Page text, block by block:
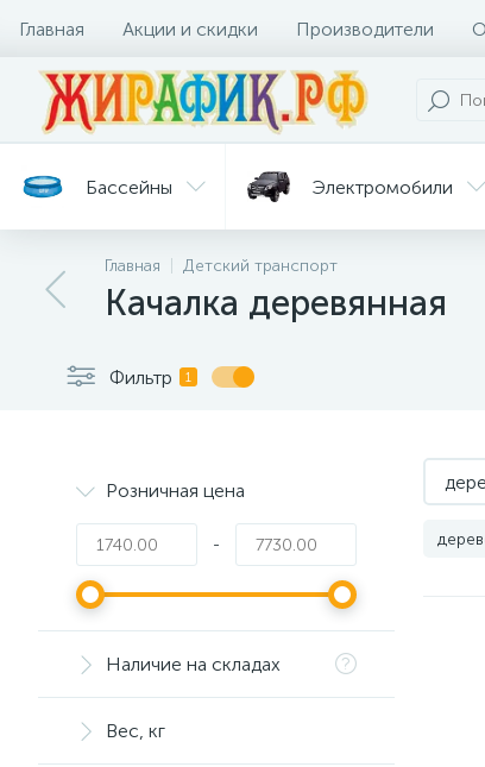
Главная Акции и скидки Производители
Бассейны Электромобили
Батуты Велосипеды
и уход
Главная Детский транспорт
Качалка деревянная
Фильтр 1
Розничная цена
-
Наличие на складах
Вес, кг